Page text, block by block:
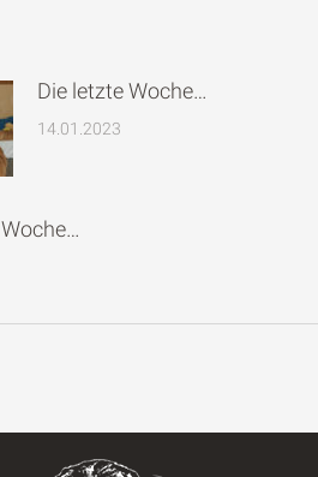
Die letzte Woche…
14.01.2023